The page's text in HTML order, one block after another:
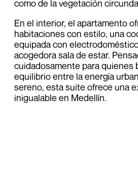
como de la vegetación
En el interior, el apartamento
habitaciones con estilo, una
equipada con
acogedora sala de estar.
cuidadosamente para quienes
equilibrio entre la energía
sereno, esta suite ofrece una
inigualable en Medellín.